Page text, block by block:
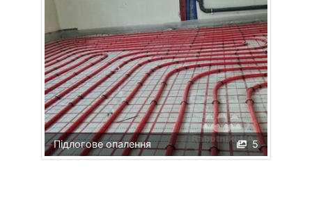
5
Підлогове опалення